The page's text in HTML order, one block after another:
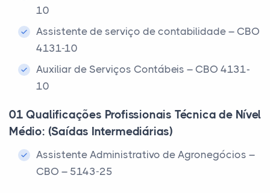
10
Assistente de serviço de contabilidade – CBO
4131-10
Auxiliar de Serviços Contábeis – CBO 4131-
10
01 Qualificações Profissionais Técnica de Nível
Médio: (Saídas Intermediárias)
Assistente Administrativo de Agronegócios –
CBO – 5143-25